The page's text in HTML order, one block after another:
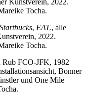
Startbucks, EAT., alle
2022.
Tocha.